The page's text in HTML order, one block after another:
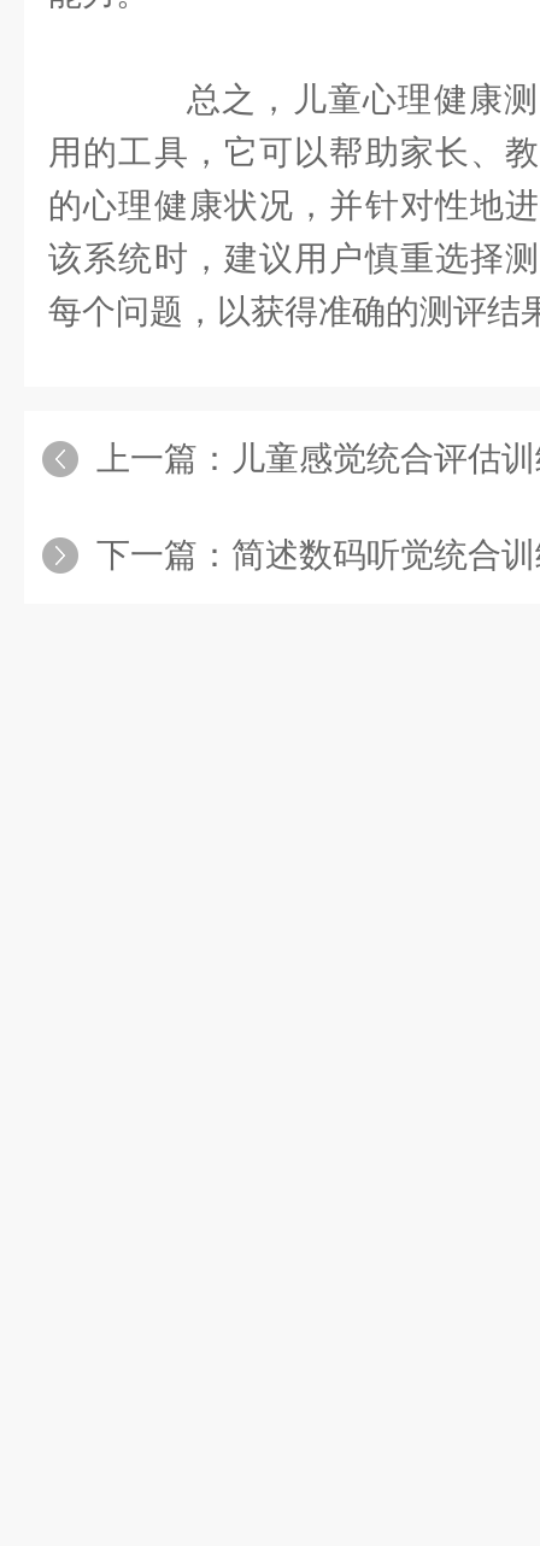
总之，儿童心理健康测
用的工具，它可以帮助家长、
的心理健康状况，并针对性地
该系统时，建议用户慎重选择
每个问题，以获得准确的测评结
上一篇： 儿童感觉统合评估训练
下一篇： 简述数码听觉统合